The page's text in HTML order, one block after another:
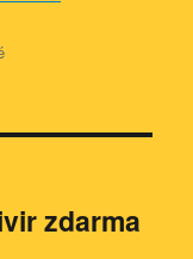
zdarma